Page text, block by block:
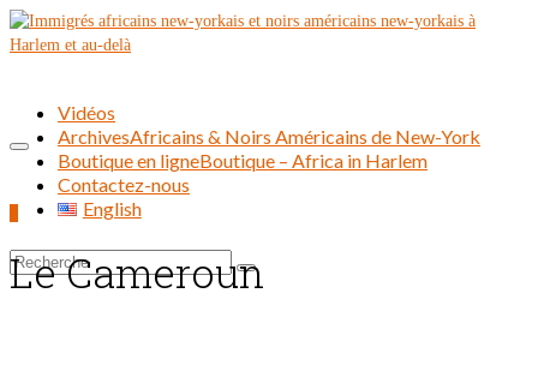
Rechercher :
Vidéos
ArchivesAfricains & Noirs Américains de New-York
Boutique en ligneBoutique – Africa in Harlem
Contactez-nous
English
Le Cameroun